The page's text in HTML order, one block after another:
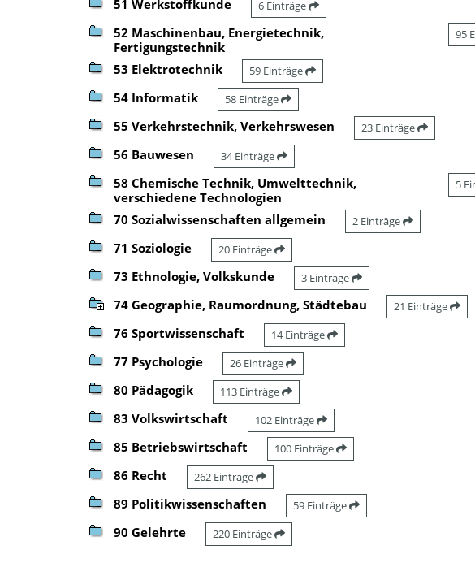
51 Werkstoffkunde 6 Einträge
52 Maschinenbau, Energietechnik,
Fertigungstechnik
95
53 Elektrotechnik 59 Einträge
54 Informatik 58 Einträge
55 Verkehrstechnik, Verkehrswesen 23 Einträge
56 Bauwesen 34 Einträge
58 Chemische Technik, Umwelttechnik,
verschiedene Technologien
5
70 Sozialwissenschaften allgemein 2 Einträge
71 Soziologie 20 Einträge
73 Ethnologie, Volkskunde 3 Einträge
74 Geographie, Raumordnung, Städtebau 21 Einträge
76 Sportwissenschaft 14 Einträge
77 Psychologie 26 Einträge
80 Pädagogik 113 Einträge
83 Volkswirtschaft 102 Einträge
85 Betriebswirtschaft 100 Einträge
86 Recht 262 Einträge
89 Politikwissenschaften 59 Einträge
90 Gelehrte 220 Einträge